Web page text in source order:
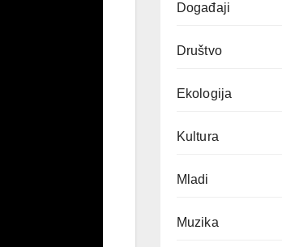
Događaji
Društvo
Ekologija
Kultura
Mladi
Muzika